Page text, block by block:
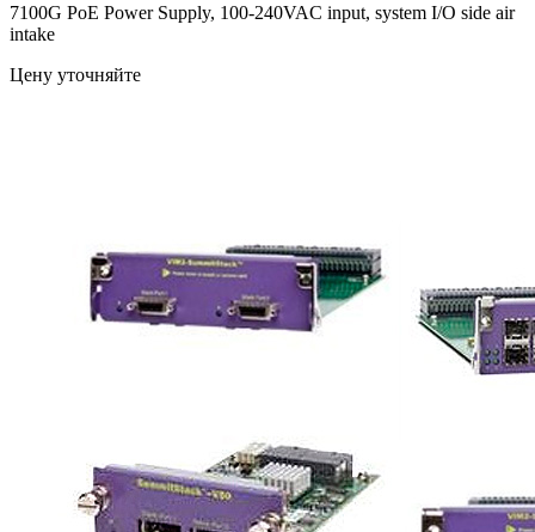
7100G PoE Power Supply, 100-240VAC input, system I/O side air
intake
Цену уточняйте